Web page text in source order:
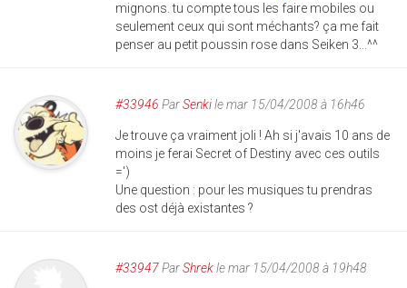
mignons. tu compte tous les faire mobiles ou
seulement ceux qui sont méchants? ça me fait
penser au petit poussin rose dans Seiken 3...^^
#33946 ParSenkile mar 15/04/2008 à 16h46
Je trouve ça vraiment joli ! Ah si j'avais 10 ans de
moins je ferai Secret of Destiny avec ces outils
=')
Une question : pour les musiques tu prendras
des ost déjà existantes ?
#33947ParShrekle mar 15/04/2008 à 19h48